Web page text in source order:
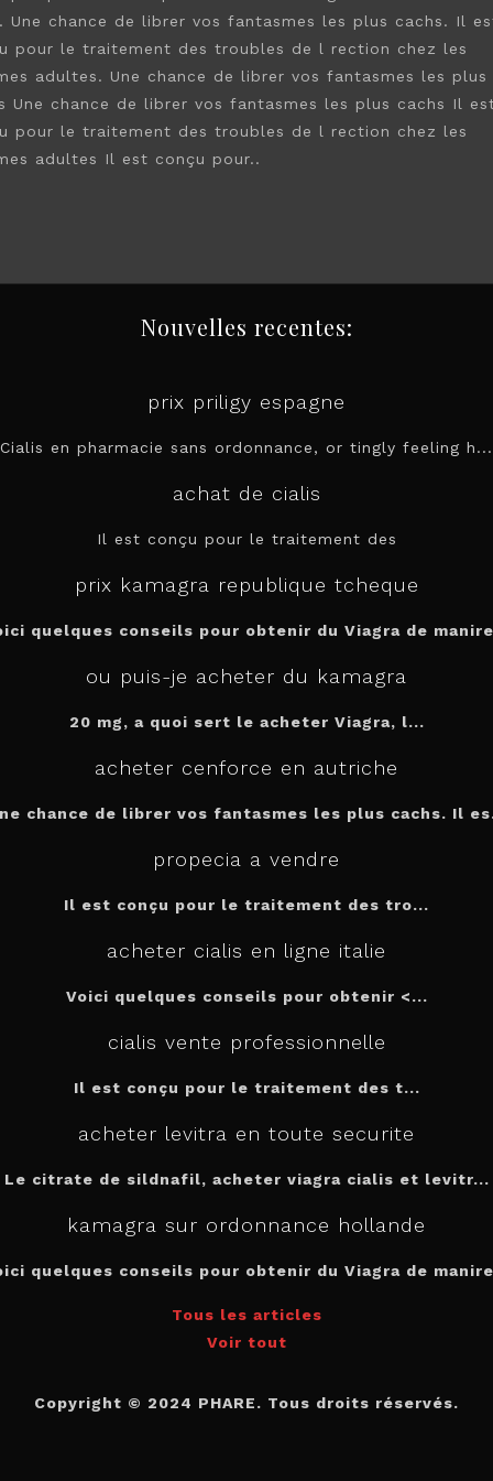
Une chance de librer vos fantasmes les plus cachs. Il
pour le traitement des troubles de l rection chez les
adultes. Une chance de librer vos fantasmes les plus
Une chance de librer vos fantasmes les plus cachs Il
pour le traitement des troubles de l rection chez les
adultes Il est conçu pour..
Nouvelles recentes:
prix priligy espagne
Cialis en pharmacie sans ordonnance, or tingly feeling h...
achat de cialis
Il est conçu pour le traitement des
prix kamagra republique tcheque
quelques conseils pour obtenir du Viagra de
ou puis-je acheter du kamagra
20 mg, a quoi sert le acheter Viagra, l...
acheter cenforce en autriche
chance de librer vos fantasmes les plus cachs. Il
propecia a vendre
Il est conçu pour le traitement des tro...
acheter cialis en ligne italie
Voici quelques conseils pour obtenir <...
cialis vente professionnelle
Il est conçu pour le traitement des t...
acheter levitra en toute securite
Le citrate de sildnafil, acheter viagra cialis et levitr...
kamagra sur ordonnance hollande
quelques conseils pour obtenir du Viagra de
Tous les articles
Voir tout
Copyright © 2024 PHARE. Tous droits réservés.